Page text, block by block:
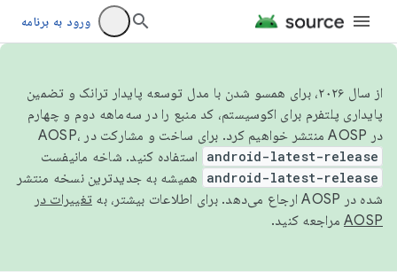
ورود به برنامه
از سال ۲۰۲۶، برای همسو شدن با مدل توسعه پایدار ترانک و تضمین
پایداری پلتفرم برای اکوسیستم، کد منبع را در سه‌ماهه دوم و چهارم
در AOSP منتشر خواهیم کرد. برای ساخت و مشارکت در AOSP،
android-latest-release استفاده کنید. شاخه مانیفست
android-latest-release
همیشه به جدیدترین نسخه منتشر
شده در AOSP ارجاع می‌دهد. برای اطلاعات بیشتر، به
تغییرات در
AOSP مراجعه کنید.